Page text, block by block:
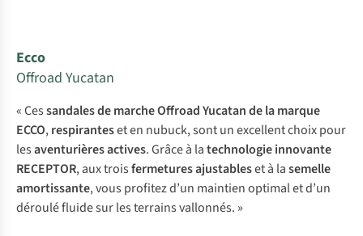
Ecco
Offroad Yucatan
« Cessandales de marcheOffroad Yucatan de la marque
ECCO,respiranteset en nubuck, sont un excellent choix pour
lesaventurières actives. Grâce à latechnologie innovante
RECEPTOR, aux troisfermetures ajustableset à lasemelle
amortissante, vous profitez d’un maintien optimal et d’un
déroulé fluide sur les terrains vallonnés. »